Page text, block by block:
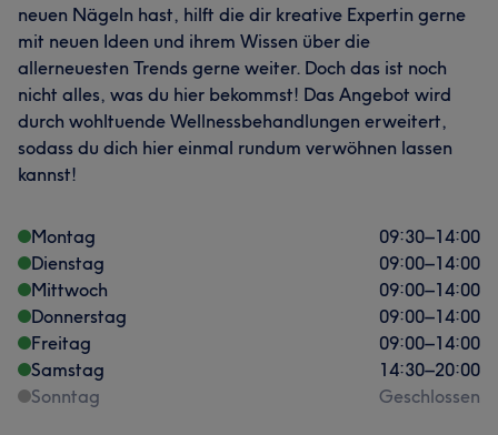
neuen Nägeln hast, hilft die dir kreative Expertin gerne
mit neuen Ideen und ihrem Wissen über die
allerneuesten Trends gerne weiter. Doch das ist noch
nicht alles, was du hier bekommst! Das Angebot wird
durch wohltuende Wellnessbehandlungen erweitert,
sodass du dich hier einmal rundum verwöhnen lassen
kannst!
Montag 09:30–14:00
Dienstag
09:00–14:00
Mittwoch
09:00–14:00
Donnerstag
09:00–14:00
Freitag
09:00–14:00
Samstag
14:30–20:00
Sonntag
Geschlossen